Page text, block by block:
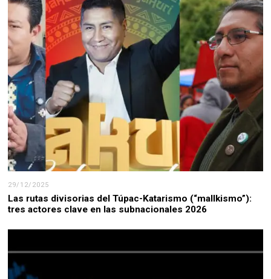
29/12/2025
Las rutas divisorias del Túpac-Katarismo (“mallkismo”):
tres actores clave en las subnacionales 2026